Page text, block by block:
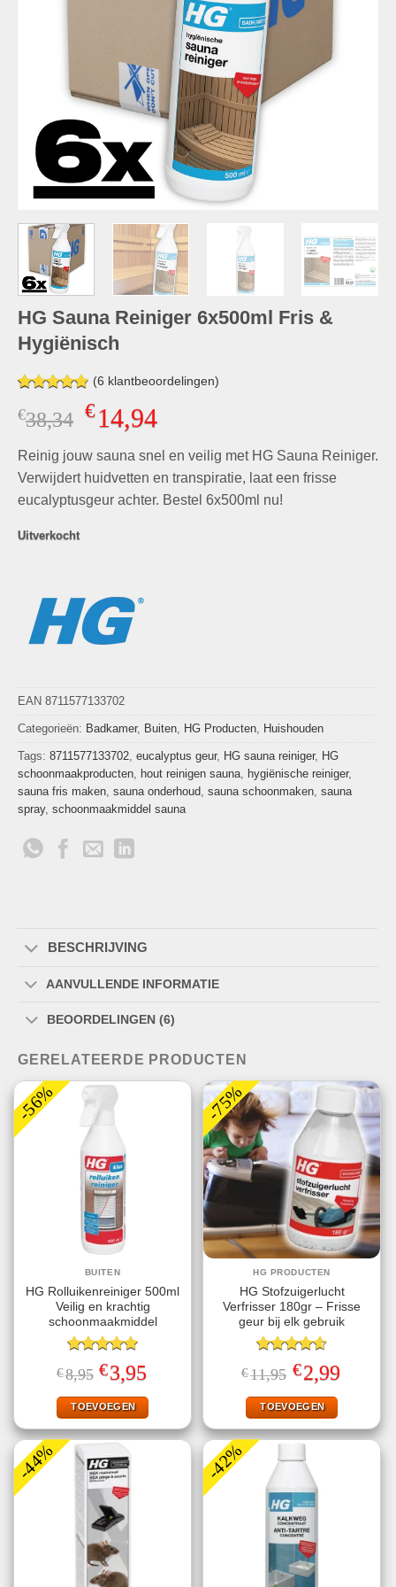
HG Sauna Reiniger 6x500ml Fris &
Hygiënisch
Gewaardeerd
4.83op 5
gebaseerd
waarderingen
(6 klantbeoordelingen)
€38,34 Oorspronkelijke
was:
€38,34.
€14,94Huidige
is:
€14,94.
Reinig jouw sauna snel en veilig met HG Sauna Reiniger.
Verwijdert huidvetten en transpiratie, laat een frisse
eucalyptusgeur achter. Bestel 6x500ml nu!
Uitverkocht
EAN 8711577133702
Categorieën: Badkamer, Buiten, HG Producten, Huishouden
Tags: 8711577133702, eucalyptus geur, HG sauna reiniger, HG
schoonmaakproducten, hout reinigen sauna, hygiënische reiniger,
sauna fris maken, sauna onderhoud, sauna schoonmaken, sauna
spray, schoonmaakmiddel sauna
BESCHRIJVING
AANVULLENDE INFORMATIE
BEOORDELINGEN (6)
GERELATEERDE PRODUCTEN
-56%
BUITEN
HG Rolluikenreiniger 500ml
Veilig en krachtig
schoonmaakmiddel
Gewaardeerd
5.00uit 5
€8,95 Oorspronkelijke
prijs
was:
€8,95.
€3,95
is:
€3,95.
TOEVOEGEN
-75%
HG PRODUCTEN
HG Stofzuigerlucht
Verfrisser 180gr – Frisse
geur bij elk gebruik
Gewaardeerd
4.57uit 5
€11,95 Oorspronkelijke
prijs
was:
€11,95.
€2,99Huidige
prijs
TOEVOEGEN
-44% -42%